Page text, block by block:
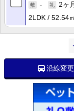
-
2ヶ
2LDK
52.54
沿線変更